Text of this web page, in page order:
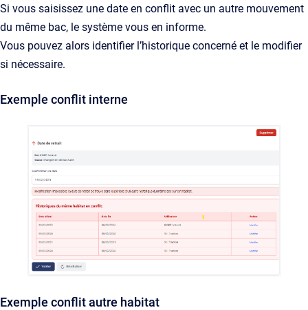
Si vous saisissez une date en conflit avec un autre mouvement
du même bac, le système vous en informe.
Vous pouvez alors identifier l’historique concerné et le modifier
si nécessaire.
Exemple conflit interne
Exemple conflit autre habitat